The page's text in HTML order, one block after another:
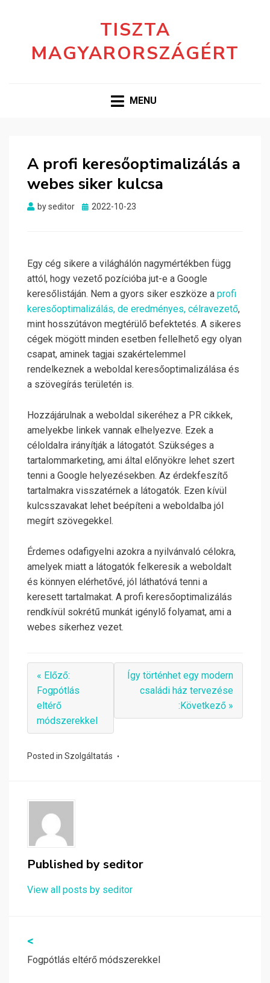
TISZTA
MAGYARORSZÁGÉRT
MENU
A profi keresőoptimalizálás a
webes siker kulcsa
byseditor
Posted
2022-10-23
Egy cég sikere a világhálón nagymértékben függ
attól, hogy vezető pozícióba jut-e a Google
keresőlistáján. Nem a gyors siker eszköze a profi
keresőoptimalizálás, de eredményes, célravezető,
mint hosszútávon megtérülő befektetés. A sikeres
cégek mögött minden esetben fellelhető egy olyan
csapat, aminek tagjai szakértelemmel
rendelkeznek a weboldal keresőoptimalizálása és
a szövegírás területén is.
Hozzájárulnak a weboldal sikeréhez a PR cikkek,
amelyekbe linkek vannak elhelyezve. Ezek a
céloldalra irányítják a látogatót. Szükséges a
tartalommarketing, ami által előnyökre lehet szert
tenni a Google helyezésekben. Az érdekfeszítő
tartalmakra visszatérnek a látogatók. Ezen kívül
kulcsszavakat lehet beépíteni a weboldalba jól
megírt szövegekkel.
Érdemes odafigyelni azokra a nyilvánvaló célokra,
amelyek miatt a látogatók felkeresik a weboldalt
és könnyen elérhetővé, jól láthatóvá tenni a
keresett tartalmakat. A profi keresőoptimalizálás
rendkívül sokrétű munkát igénylő folyamat, ami a
webes sikerhez vezet.
« Előző:
Fogpótlás
eltérő
módszerekkel
Így történhet egy modern
családi ház tervezése
:Következő »
Posted in Szolgáltatás
Published byseditor
View all posts by seditor
Bejegyzés
navigáció
<
Fogpótlás eltérő módszerekkel